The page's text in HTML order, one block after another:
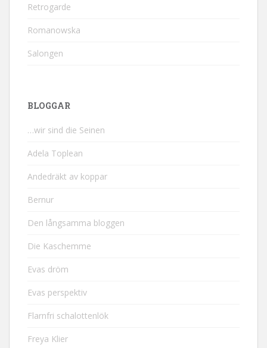
Retrogarde
Romanowska
Salongen
BLOGGAR
…wir sind die Seinen
Adela Toplean
Andedräkt av koppar
Bernur
Den långsamma bloggen
Die Kaschemme
Evas dröm
Evas perspektiv
Flarnfri schalottenlök
Freya Klier